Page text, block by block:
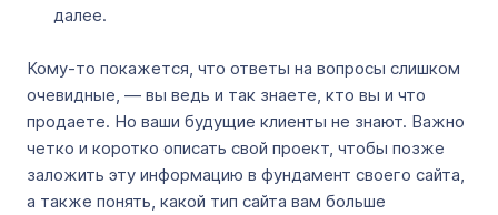
далее.
Кому-то покажется, что ответы на вопросы слишком
очевидные, — вы ведь и так знаете, кто вы и что
продаете. Но ваши будущие клиенты не знают. Важно
четко и коротко описать свой проект, чтобы позже
заложить эту информацию в фундамент своего сайта,
а также понять, какой тип сайта вам больше